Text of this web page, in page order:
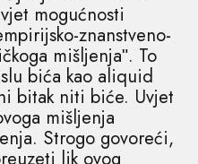
mogućnosti
znanstveno-
mišljenjaʺ. To
bića kao aliquid
bitak niti biće. Uvjet
mišljenja
Strogo govoreći,
lik ovog